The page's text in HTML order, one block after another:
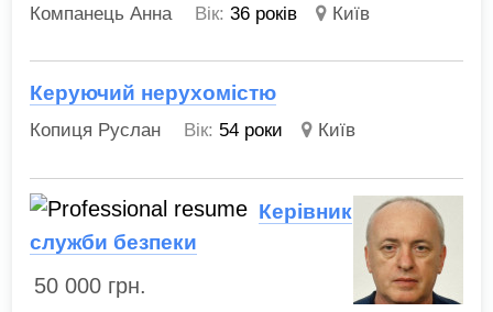
Компанець Анна Вік: 36 років Київ
Керуючий нерухомістю
Копиця Руслан Вік: 54 роки Київ
Керівник
служби безпеки
50 000 грн.